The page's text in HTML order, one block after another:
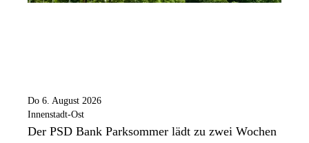
Do 6. August 2026
Innenstadt-Ost
Der PSD Bank Parksommer lädt zu zwei Wochen